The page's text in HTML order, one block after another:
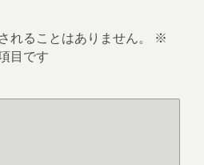
れることはありません。
※
目です